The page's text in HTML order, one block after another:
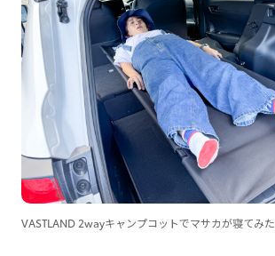
VASTLAND 2wayキャンプコットでマサカが寝てみた